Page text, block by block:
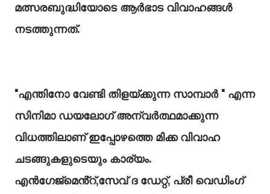
മത്സരബുദ്ധിയോടെ ആർഭാട വിവാഹങ്ങൾ
നടത്തുന്നത്.
"എന്തിനോ വേണ്ടി തിളയ്ക്കുന്ന സാമ്പാർ " എന്ന
സിനിമാ ഡയലോഗ് അന്വർത്ഥമാക്കുന്ന
വിധത്തിലാണ് ഇപ്പോഴത്തെ മിക്ക വിവാഹ
ചടങ്ങുകളുടെയും കാര്യം.
എൻഗേജ്മെൻ്റ്,സേവ് ദ ഡേറ്റ്, പ്രീ വെഡിംഗ്